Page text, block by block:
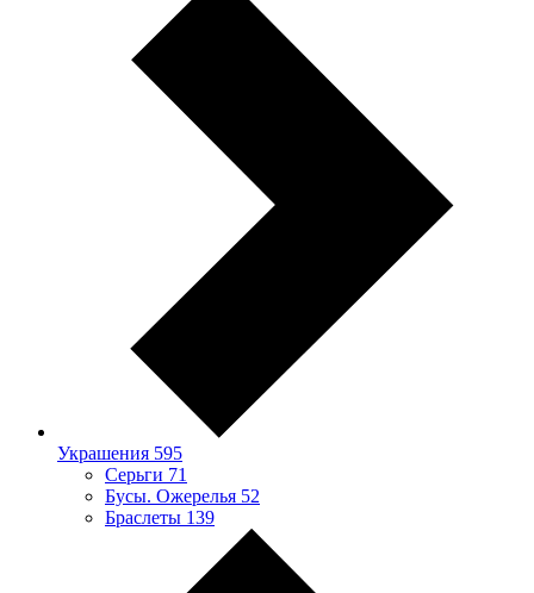
Украшения 595
Серьги 71
Бусы. Ожерелья 52
Браслеты 139